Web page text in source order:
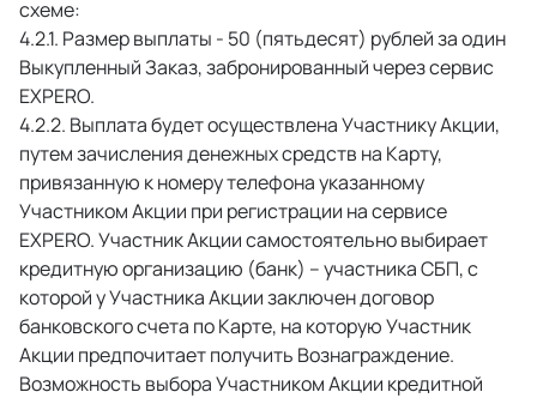
схеме:
Размер выплаты - 50 (пятьдесят) рублей за один
Выкупленный Заказ, забронированный через сервис
EXPERO.
Выплата будет осуществлена Участнику Акции,
путем зачисления денежных средств на Карту,
привязанную к номеру телефона указанному
Участником Акции при регистрации на сервисе
EXPERO. Участник Акции самостоятельно выбирает
кредитную организацию (банк) – участника СБП, с
которой у Участника Акции заключен договор
банковского счета по Карте, на которую Участник
Акции предпочитает получить Вознаграждение.
Возможность выбора Участником Акции кредитной